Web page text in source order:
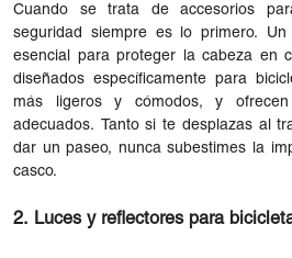
Cuando se trata de accesorios
seguridad siempre es lo primero.
esencial para proteger la cabeza en
diseñados específicamente para
más ligeros y cómodos, y ofrecen
adecuados. Tanto si te desplazas al
dar un paseo, nunca subestimes la
casco.
2. Luces y reflectores para